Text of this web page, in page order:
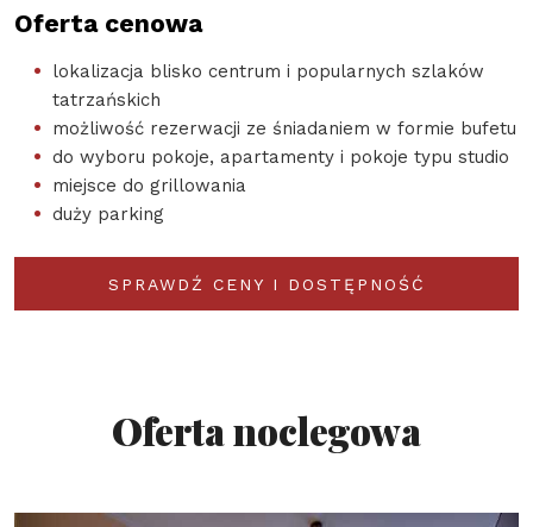
Oferta cenowa
lokalizacja blisko centrum i popularnych szlaków
tatrzańskich
możliwość rezerwacji ze śniadaniem w formie bufetu
do wyboru pokoje, apartamenty i pokoje typu studio
miejsce do grillowania
duży parking
SPRAWDŹ CENY I DOSTĘPNOŚĆ
Oferta noclegowa